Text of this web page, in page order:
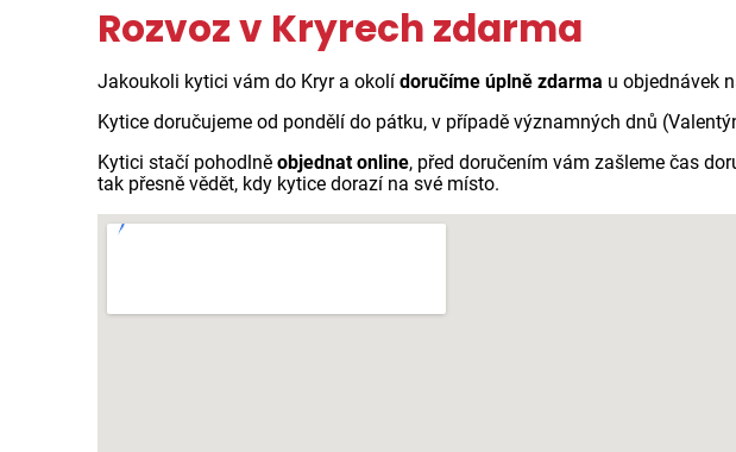
Rozvoz v Kryrech zdarma
Jakoukoli kytici vám do Kryr a okolí doručíme úplně zdarma u objednávek
Kytice doručujeme od pondělí do pátku, v případě významných dnů
Kytici stačí pohodlně objednat online, před doručením vám zašleme čas
tak přesně vědět, kdy kytice dorazí na své místo.